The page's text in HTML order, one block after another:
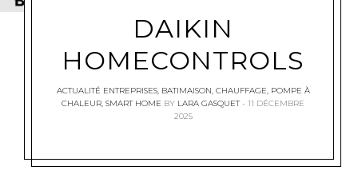
DAIKIN
HOMECONTROLS
ACTUALITÉ ENTREPRISES, BATIMAISON, CHAUFFAGE, POMPE À
CHALEUR, SMART HOME BY LARA GASQUET
11 DÉCEMBRE
2025